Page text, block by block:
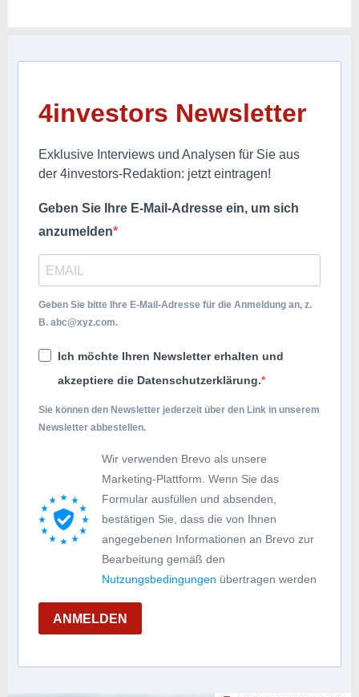
4investors Newsletter
Exklusive Interviews und Analysen für Sie aus
der 4investors-Redaktion: jetzt eintragen!
Geben Sie Ihre E-Mail-Adresse ein, um sich
anzumelden
Geben Sie bitte Ihre E-Mail-Adresse für die Anmeldung an, z.
B. abc@xyz.com.
Ich möchte Ihren Newsletter erhalten und
akzeptiere die Datenschutzerklärung.
Sie können den Newsletter jederzeit über den Link in unserem
Newsletter abbestellen.
Wir verwenden Brevo als unsere
Marketing-Plattform. Wenn Sie das
Formular ausfüllen und absenden,
bestätigen Sie, dass die von Ihnen
angegebenen Informationen an Brevo zur
Bearbeitung gemäß den
Nutzungsbedingungen übertragen werden
ANMELDEN